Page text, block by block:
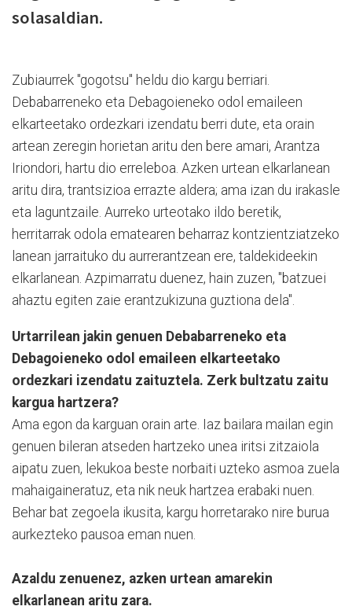
solasaldian.
Zubiaurrek "gogotsu" heldu dio kargu berriari.
Debabarreneko eta Debagoieneko odol emaileen
elkarteetako ordezkari izendatu berri dute, eta orain
artean zeregin horietan aritu den bere amari, Arantza
Iriondori, hartu dio erreleboa. Azken urtean elkarlanean
aritu dira, trantsizioa errazte aldera; ama izan du irakasle
eta laguntzaile. Aurreko urteotako ildo beretik,
herritarrak odola ematearen beharraz kontzientziatzeko
lanean jarraituko du aurrerantzean ere, taldekideekin
elkarlanean. Azpimarratu duenez, hain zuzen, "batzuei
ahaztu egiten zaie erantzukizuna guztiona dela".
Urtarrilean jakin genuen Debabarreneko eta
Debagoieneko odol emaileen elkarteetako
ordezkari izendatu zaituztela. Zerk bultzatu zaitu
kargua hartzera?
Ama egon da karguan orain arte. Iaz bailara mailan egin
genuen bileran atseden hartzeko unea iritsi zitzaiola
aipatu zuen, lekukoa beste norbaiti uzteko asmoa zuela
mahaigaineratuz, eta nik neuk hartzea erabaki nuen.
Behar bat zegoela ikusita, kargu horretarako nire burua
aurkezteko pausoa eman nuen.
Azaldu zenuenez, azken urtean amarekin
elkarlanean aritu zara.